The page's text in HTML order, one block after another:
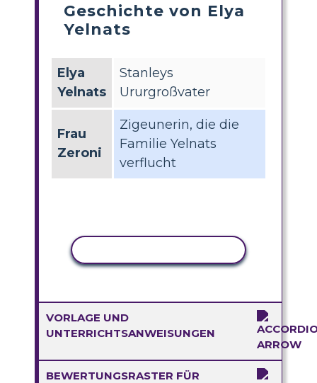
Geschichte von Elya
Yelnats
Elya
Yelnats
Stanleys
Ururgroßvater
Frau
Zeroni
Zigeunerin, die die
Familie Yelnats
verflucht
VORLAGE UND
UNTERRICHTSANWEISUNGEN
BEWERTUNGSRASTER FÜR